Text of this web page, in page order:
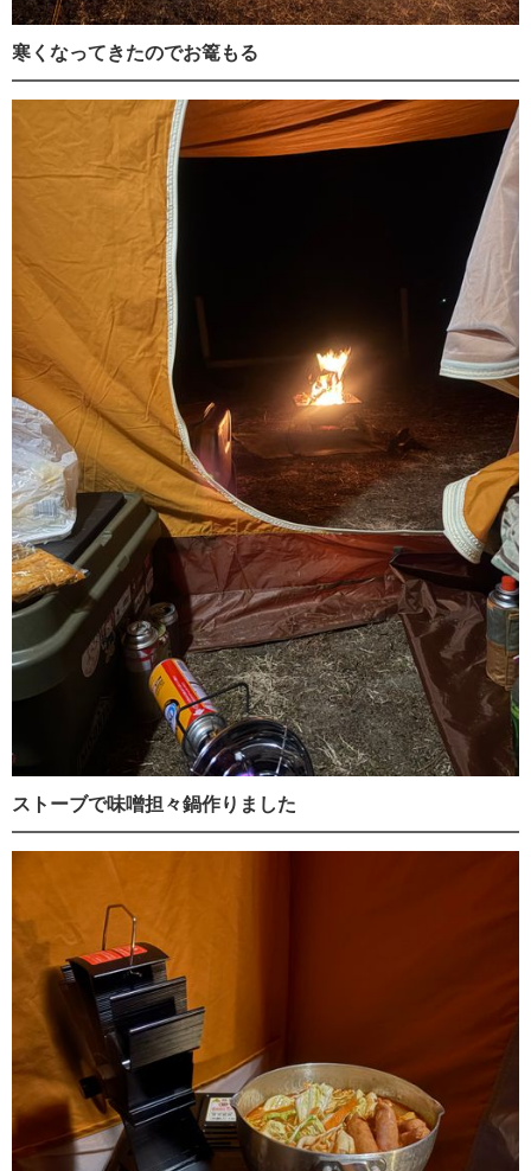
寒くなってきたのでお篭もる
ストーブで味噌担々鍋作りました